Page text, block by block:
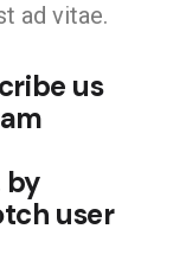
ad vitae.
us
by
user